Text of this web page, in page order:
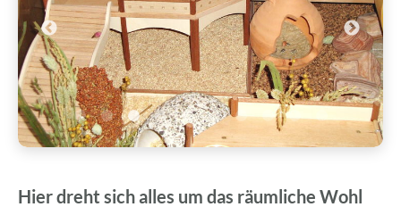
Hier dreht sich alles um das räumliche Wohl